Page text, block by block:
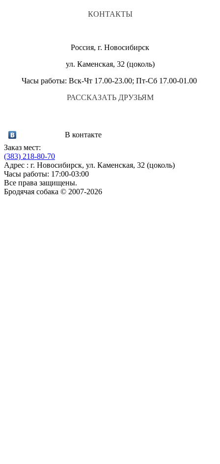
КОНТАКТЫ
Россия, г. Новосибирск
ул. Каменская, 32 (цоколь)
Часы работы: Вск-Чт 17.00-23.00; Пт-Сб 17.00-01.00
РАССКАЗАТЬ ДРУЗЬЯМ
В контакте
Заказ мест:
(383) 218-80-70
Адрес : г. Новосибирск, ул. Каменская, 32 (цоколь)
Часы работы: 17:00-03:00
Все права защищены.
Бродячая собака © 2007-2026